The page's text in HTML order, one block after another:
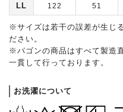
LL 122 51
※サイズは若干の誤差が生じ
ださい。
※パゴンの商品はすべて製造
一貫して行っております。
お洗濯について